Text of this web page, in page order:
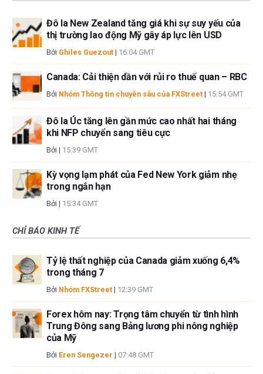
Đô la New Zealand tăng giá khi sự suy yếu của
thị trường lao động Mỹ gây áp lực lên USD
Bởi Ghiles Guezout | 16:04 GMT
Canada: Cải thiện dần với rủi ro thuế quan – RBC
Bởi Nhóm Thông tin chuyên sâu của FXStreet | 15:54 GMT
Đô la Úc tăng lên gần mức cao nhất hai tháng
khi NFP chuyển sang tiêu cực
Bởi | 15:39 GMT
Kỳ vọng lạm phát của Fed New York giảm nhẹ
trong ngắn hạn
Bởi | 15:34 GMT
CHỈ BÁO KINH TẾ
Tỷ lệ thất nghiệp của Canada giảm xuống 6,4%
trong tháng 7
Bởi Nhóm FXStreet | 12:39 GMT
Forex hôm nay: Trọng tâm chuyển từ tình hình
Trung Đông sang Bảng lương phi nông nghiệp
của Mỹ
Bởi Eren Sengezer | 07:48 GMT